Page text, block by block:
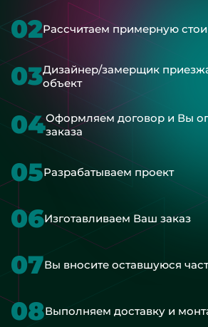
02Рассчитаем примерную
03Дизайнер/замерщик
объект
04Оформляем договор и Вы
заказа
05Разрабатываем проект
06Изготавливаем Ваш заказ
07Вы вносите оставшуюся
08Выполняем доставку и